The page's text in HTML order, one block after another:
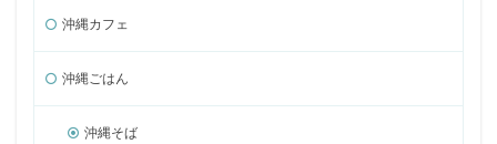
沖縄カフェ
沖縄ごはん
沖縄そば